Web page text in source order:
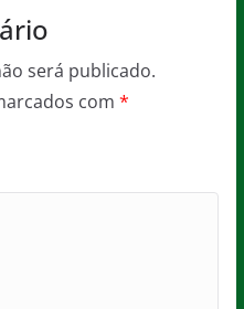
será publicado.
com *